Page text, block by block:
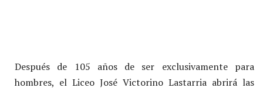
Después de 105 años de ser exclusivamente para
hombres, el Liceo José Victorino Lastarria abrirá las